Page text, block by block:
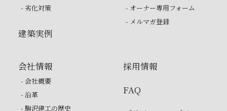
- 劣化対策
建築実例
- オーナー専用フォーム
- メルマガ登録
会社情報
- 会社概要
- 沿革
- 駒沢建工の歴史
採用情報
FAQ